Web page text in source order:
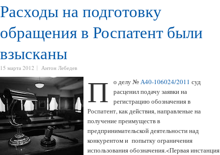
Расходы на подготовку
обращения в Роспатент были
взысканы
15 марта 2012 Антон Лебедев
П о делу №А40-106024/2011 суд
расценил подачу заявки на
регистрацию обозначения в
Роспатент, как действия, направленые на
получение преимуществ в
предпринимательской деятельности над
конкурентом и попытку ограничения
использования обозначения.<Первая инстанция